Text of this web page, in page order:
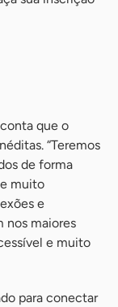
que o
“Teremos
de forma
muito
e
nos maiores
e muito
para conectar